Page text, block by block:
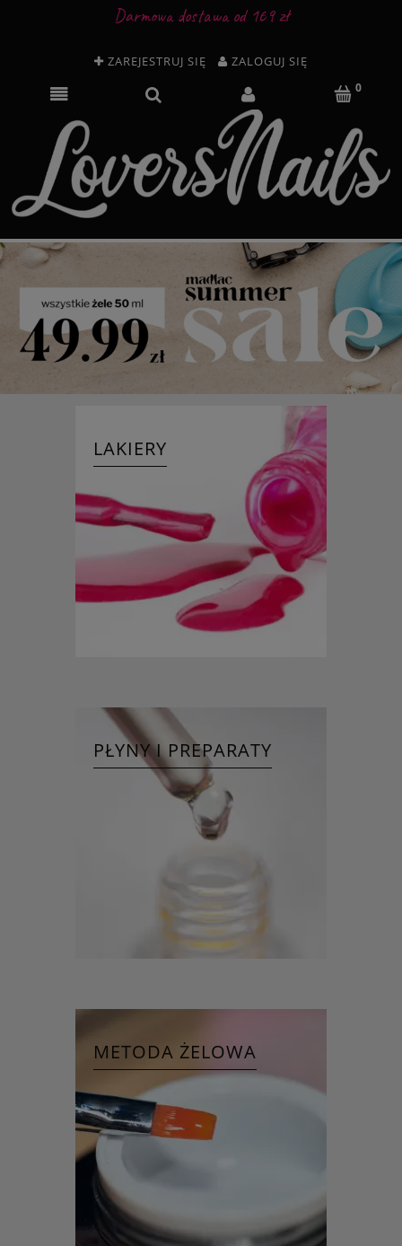
Darmowa dostawa od 169 zł
ZAREJESTRUJ SIĘ ZALOGUJ SIĘ
LAKIERY
PŁYNY I PREPARATY
METODA ŻELOWA